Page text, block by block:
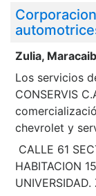
Zulia,
Los servicios
CONSERVIS
chevrolet y
CALLE 61
HABITACION